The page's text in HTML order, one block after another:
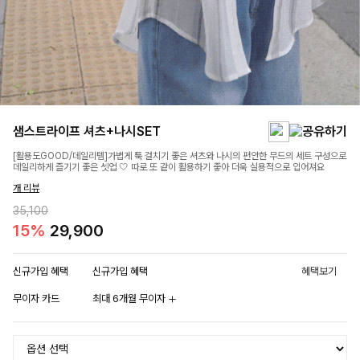
샘스트라이프 셔츠+나시SET
[활용도GOOD/데일리템]가볍게 툭 걸치기 좋은 셔츠와 나시의 편안한 무드의 세트 구성으로
데일리하게 즐기기 좋은 셋업 🤍 따로 또 같이 활용하기 좋아 더욱 실용적으로 입어져요
개 리뷰
35,100
15% 29,900
신규가입 혜택 신규가입 혜택 혜택보기
무이자 카드 최대 6개월 무이자